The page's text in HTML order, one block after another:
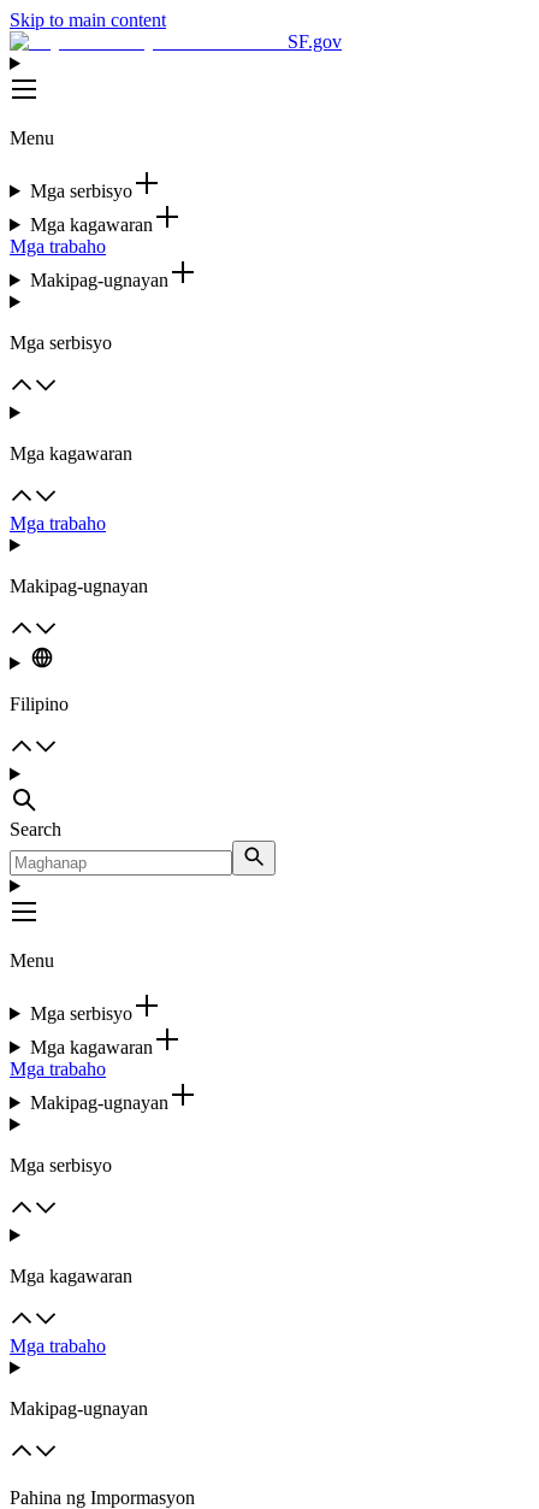
Skip to main content
SF.gov
Menu
Mga serbisyo
Mga kagawaran
Mga trabaho
Makipag-ugnayan
Mga serbisyo
Mga kagawaran
Mga trabaho
Makipag-ugnayan
Filipino
Search
Menu
Mga serbisyo
Mga kagawaran
Mga trabaho
Makipag-ugnayan
Mga serbisyo
Mga kagawaran
Mga trabaho
Makipag-ugnayan
Pahina ng Impormasyon